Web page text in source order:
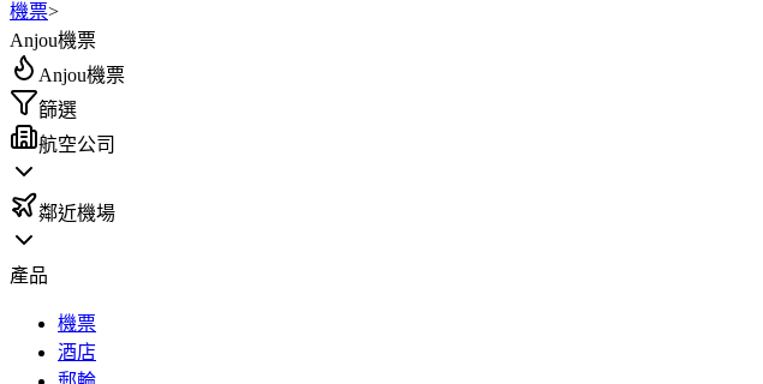
機票>
Anjou機票
Anjou機票
篩選
航空公司
鄰近機場
產品
機票
酒店